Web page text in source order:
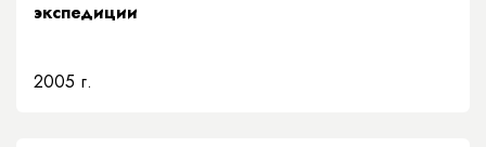
экспедиции
2005 г.